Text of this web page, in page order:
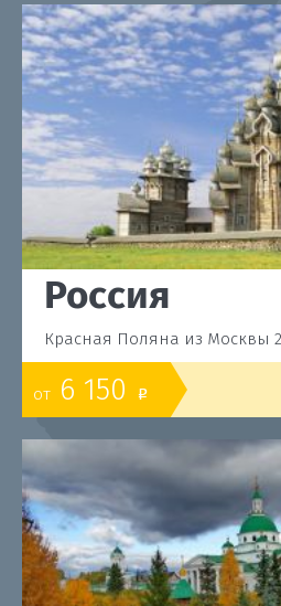
Россия
Красная Поляна из Москвы
от 6 150 o